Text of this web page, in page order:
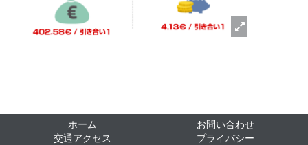
ホーム
お問い合わせ
交通アクセス
プライバシー